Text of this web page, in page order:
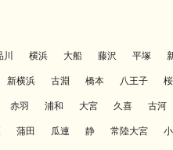
川 横浜 大船 藤沢 平塚
新横浜 古淵 橋本 八王子
赤羽 浦和 大宮 久喜 古河
蒲田 瓜連 静 常陸大宮